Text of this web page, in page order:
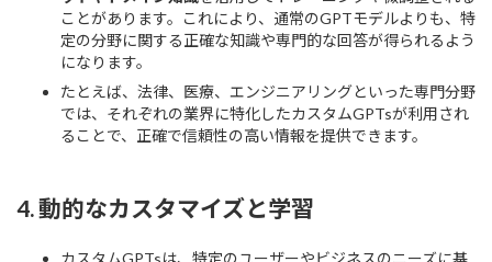
ことがあります。これにより、通常のGPTモデルよりも、特
定の分野に関する正確な知識や専門的な回答が得られるよう
になります。
たとえば、法律、医療、エンジニアリングといった専門分野
では、それぞれの業界に特化したカスタムGPTsが利用され
ることで、正確で信頼性の高い情報を提供できます。
4.動的なカスタマイズと学習